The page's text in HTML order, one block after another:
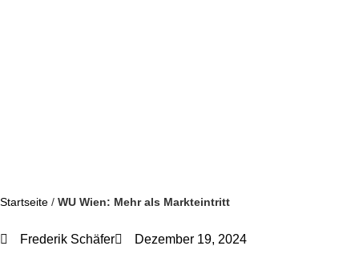
Startseite / WU Wien: Mehr als Markteintritt
Frederik Schäfer Dezember 19, 2024